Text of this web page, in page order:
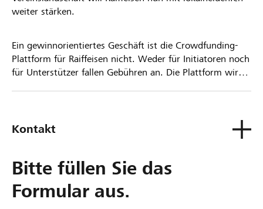
weiter stärken.
Ein gewinnorientiertes Geschäft ist die Crowdfunding-
Plattform für Raiffeisen nicht. Weder für Initiatoren noch
für Unterstützer fallen Gebühren an. Die Plattform wird
Kontakt
Bitte füllen Sie das
Formular aus.